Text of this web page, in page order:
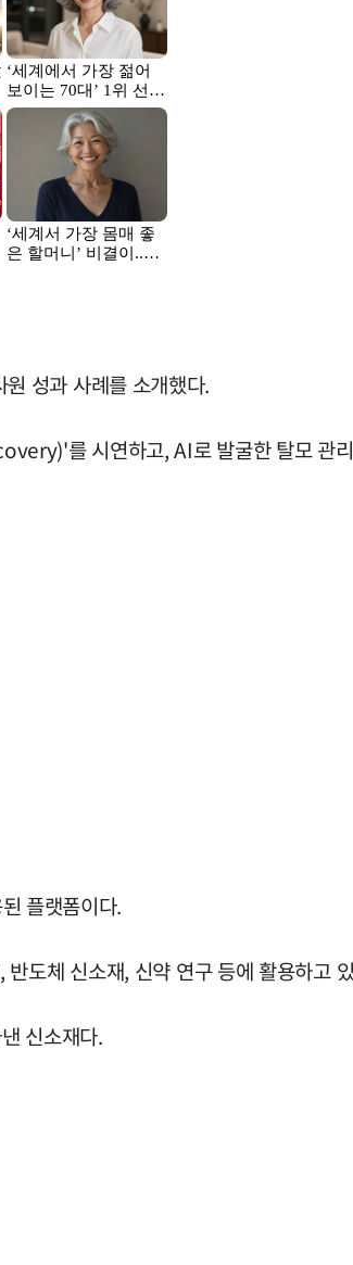
성과 사례를 소개했다.
를 시연하고, AI로 발굴한 탈모
플랫폼이다.
도체 신소재, 신약 연구 등에 활용하고
신소재다.